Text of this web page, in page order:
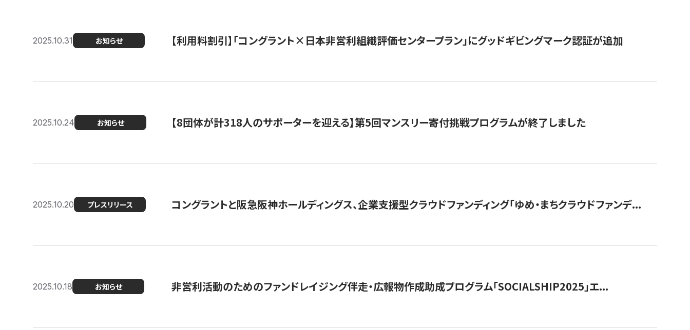
2025.10.31 お知らせ 【利用料割引】「コングラント×日本非営利組織評価センタープラン」にグッドギビングマーク認証が追加
2025.10.24 お知らせ 【8団体が計318人のサポーターを迎える】​​第5回マンスリー寄付挑戦プログラムが終了しました
2025.10.20 プレスリリース コングラントと阪急阪神ホールディングス、企業支援型クラウドファンディング「ゆめ・まちクラウドファンデ...
2025.10.18 お知らせ 非営利活動のためのファンドレイジング伴走・広報物作成助成プログラム「SOCIALSHIP2025」エ...